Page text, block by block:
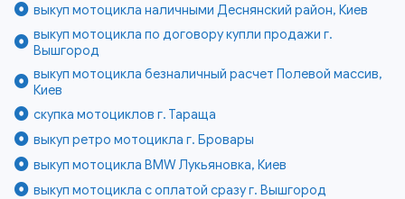
выкуп мотоцикла наличными Деснянский район, Киев
выкуп мотоцикла по договору купли продажи г.
Вышгород
выкуп мотоцикла безналичный расчет Полевой массив,
Киев
скупка мотоциклов г. Тараща
выкуп ретро мотоцикла г. Бровары
выкуп мотоцикла BMW Лукьяновка, Киев
выкуп мотоцикла с оплатой сразу г. Вышгород